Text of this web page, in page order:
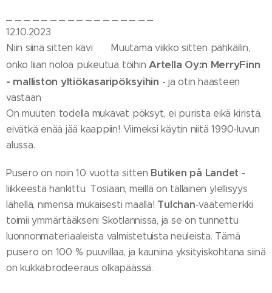
12.10.2023
Niin siinä sitten kävi 😉 Muutama viikko sitten pähkäilin,
onko liian noloa pukeutua töihin Artella Oy:n MerryFinn
- malliston yltiökasaripöksyihin - ja otin haasteen
vastaan 😄
On muuten todella mukavat pöksyt, ei purista eikä kiristä,
eivätkä enää jää kaappiin! Viimeksi käytin niitä 1990-luvun
alussa.
Pusero on noin 10 vuotta sitten Butiken på Landet -
liikkeestä hankittu. Tosiaan, meillä on tällainen ylellisyys
lähellä, nimensä mukaisesti maalla! Tulchan-vaatemerkki
toimii ymmärtääkseni Skotlannissa, ja se on tunnettu
luonnonmateriaaleista valmistetuista neuleista. Tämä
pusero on 100 % puuvillaa, ja kauniina yksityiskohtana siinä
on kukkabrodeeraus olkapäässä.